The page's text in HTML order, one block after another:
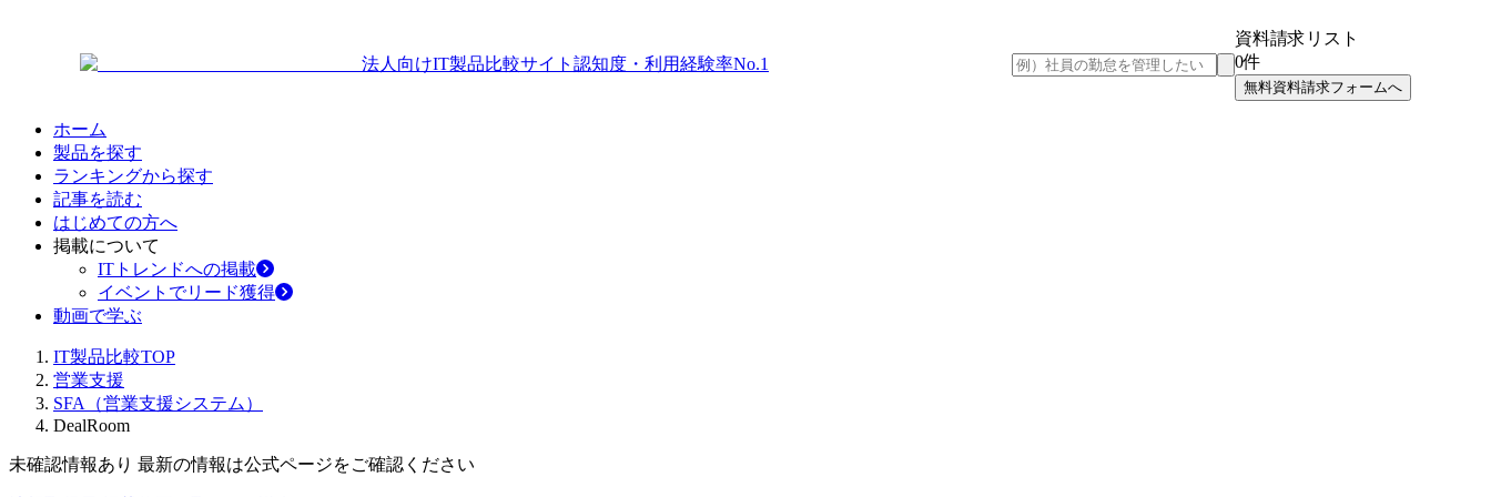
法人向けIT製品比較サイト 認知度・利用経験率No.1
資料請求リスト
0件
無料資料請求フォームへ
ホーム
製品を探す
ランキングから探す
記事を読む
はじめての方へ
掲載について
ITトレンドへの掲載
イベントでリード獲得
動画で学ぶ
IT製品比較TOP
営業支援
SFA（営業支援システム）
DealRoom
未確認情報あり 最新の情報は公式ページをご確認ください